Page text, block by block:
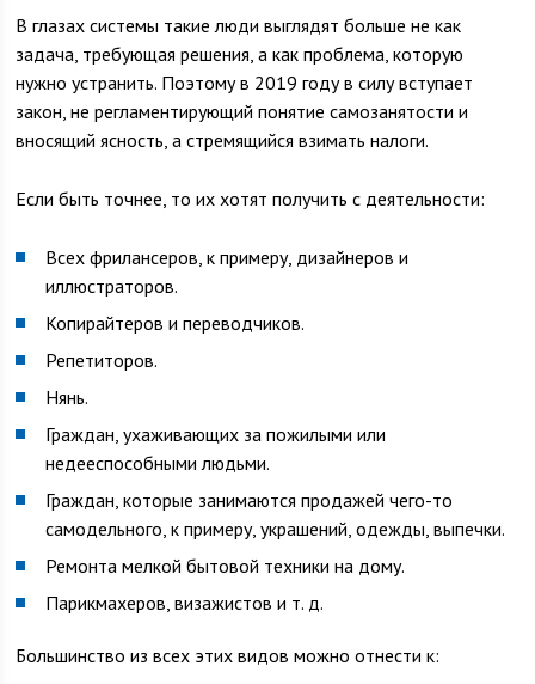
В глазах системы такие люди выглядят больше не как
задача, требующая решения, а как проблема, которую
нужно устранить. Поэтому в 2019 году в силу вступает
закон, не регламентирующий понятие самозанятости и
вносящий ясность, а стремящийся взимать налоги.
Если быть точнее, то их хотят получить с деятельности:
Всех фрилансеров, к примеру, дизайнеров и
иллюстраторов.
Копирайтеров и переводчиков.
Репетиторов.
Нянь.
Граждан, ухаживающих за пожилыми или
недееспособными людьми.
Граждан, которые занимаются продажей чего-то
самодельного, к примеру, украшений, одежды, выпечки.
Ремонта мелкой бытовой техники на дому.
Парикмахеров, визажистов и т. д.
Большинство из всех этих видов можно отнести к: